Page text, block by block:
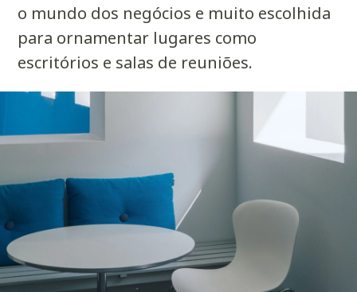
o mundo dos negócios e muito escolhida
para ornamentar lugares como
escritórios e salas de reuniões.